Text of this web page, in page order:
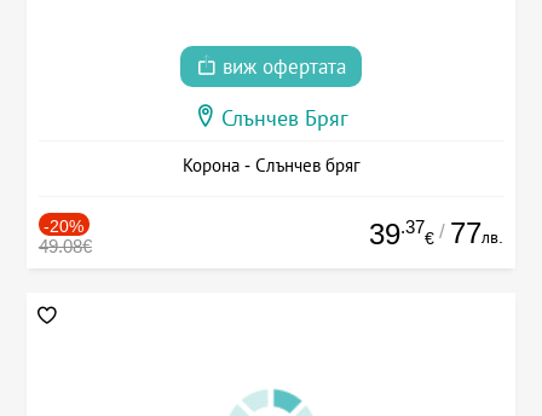
виж офертата
Слънчев Бряг
Корона - Слънчев бряг
-20%
49.08€ 39.37
€ / 77лв.